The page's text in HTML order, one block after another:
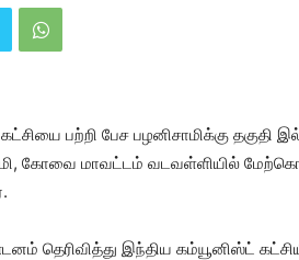
|
Kanyakumari
பற்றி பேச பழனி​சாமிக்கு
கோவை மாவட்​டம் வடவள்​ளி​யில்
தெரி​வித்து இந்​திய கம்​யூனிஸ்ட்